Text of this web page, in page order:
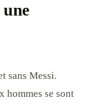
sans Messi.
hommes se sont